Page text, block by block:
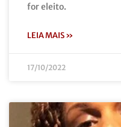
for eleito.
LEIA MAIS »
17/10/2022